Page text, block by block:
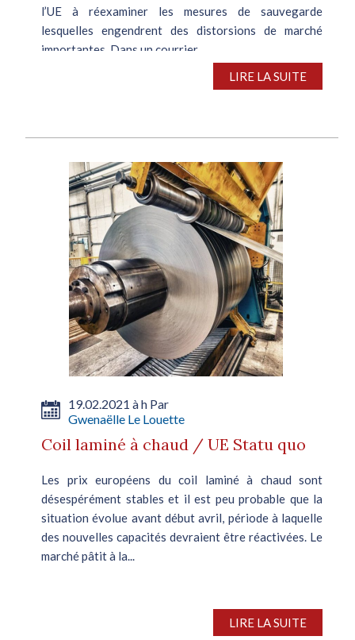
l’UE à réexaminer les mesures de sauvegarde
lesquelles engendrent des distorsions de marché
importantes. Dans un courrier...
LIRE LA SUITE
19.02.2021 à h Par
Gwenaëlle Le Louette
Coil laminé à chaud / UE Statu quo
Les prix européens du coil laminé à chaud sont
désespérément stables et il est peu probable que la
situation évolue avant début avril, période à laquelle
des nouvelles capacités devraient être réactivées. Le
marché pâtit à la...
LIRE LA SUITE